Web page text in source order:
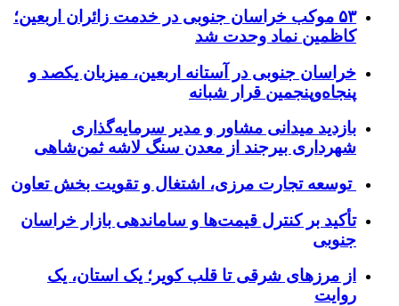
۵۳ موکب خراسان جنوبی در خدمت زائران اربعین؛
کاظمین نماد وحدت شد
خراسان جنوبی در آستانه اربعین، میزبان یکصد و
پنجاه‌وپنجمین قرار شبانه
بازدید میدانی مشاور و مدیر سرمایه‌گذاری
شهرداری بیرجند از معدن سنگ لاشه ثمن‌شاهی
توسعه تجارت مرزی، اشتغال و تقویت بخش تعاون
تأکید بر کنترل قیمت‌ها و ساماندهی بازار خراسان
جنوبی
از مرزهای شرقی تا قلب کویر؛ یک استان، یک
روایت